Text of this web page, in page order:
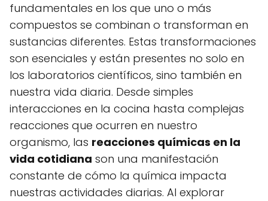
fundamentales en los que uno o más
compuestos se combinan o transforman en
sustancias diferentes. Estas transformaciones
son esenciales y están presentes no solo en
los laboratorios científicos, sino también en
nuestra vida diaria. Desde simples
interacciones en la cocina hasta complejas
reacciones que ocurren en nuestro
organismo, las reacciones químicas en la
vida cotidiana son una manifestación
constante de cómo la química impacta
nuestras actividades diarias. Al explorar